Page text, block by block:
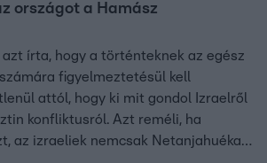
országot a Hamász
azt írta, hogy a történteknek az egész
figyelmeztetésül kell
attól, hogy ki mit gondol Izraelről
konfliktusról. Azt reméli, ha
az izraeliek nemcsak Netanjahuékat